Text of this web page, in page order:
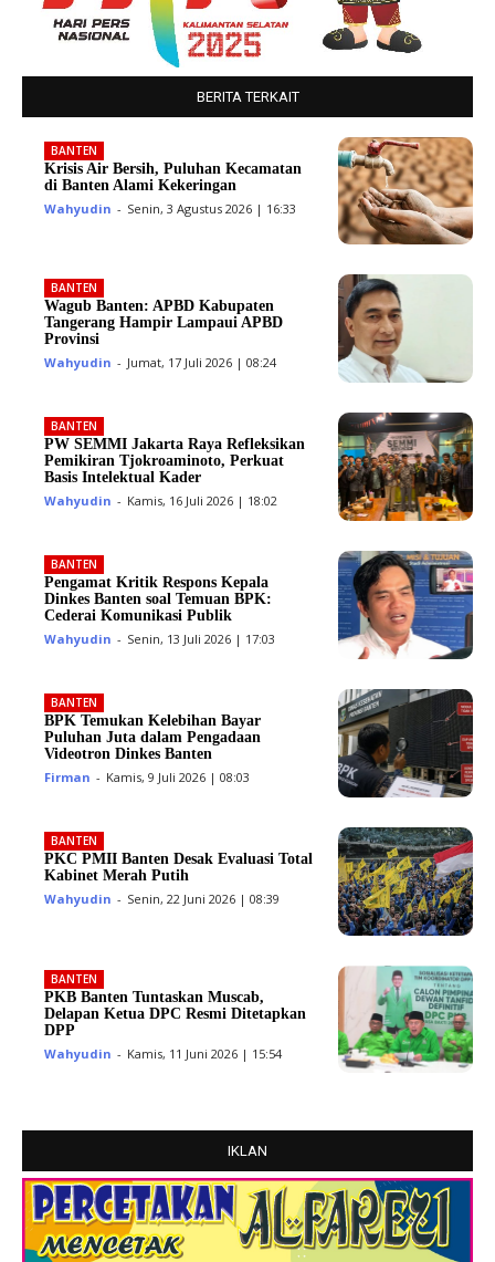
BERITA TERKAIT
BANTEN
Krisis Air Bersih, Puluhan Kecamatan
di Banten Alami Kekeringan
Wahyudin - Senin, 3 Agustus 2026 | 16:33
BANTEN
Wagub Banten: APBD Kabupaten
Tangerang Hampir Lampaui APBD
Provinsi
Wahyudin - Jumat, 17 Juli 2026 | 08:24
BANTEN
PW SEMMI Jakarta Raya Refleksikan
Pemikiran Tjokroaminoto, Perkuat
Basis Intelektual Kader
Wahyudin - Kamis, 16 Juli 2026 | 18:02
BANTEN
Pengamat Kritik Respons Kepala
Dinkes Banten soal Temuan BPK:
Cederai Komunikasi Publik
Wahyudin - Senin, 13 Juli 2026 | 17:03
BANTEN
BPK Temukan Kelebihan Bayar
Puluhan Juta dalam Pengadaan
Videotron Dinkes Banten
Firman - Kamis, 9 Juli 2026 | 08:03
BANTEN
PKC PMII Banten Desak Evaluasi Total
Kabinet Merah Putih
Wahyudin - Senin, 22 Juni 2026 | 08:39
BANTEN
PKB Banten Tuntaskan Muscab,
Delapan Ketua DPC Resmi Ditetapkan
DPP
Wahyudin - Kamis, 11 Juni 2026 | 15:54
IKLAN